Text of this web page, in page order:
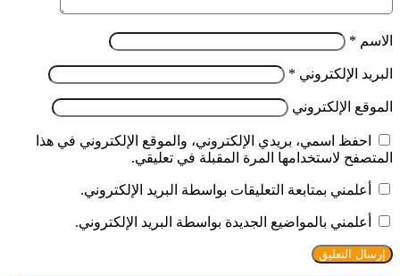
الاسم *
البريد الإلكتروني *
الموقع الإلكتروني
احفظ اسمي، بريدي الإلكتروني، والموقع الإلكتروني في هذا
المتصفح لاستخدامها المرة المقبلة في تعليقي.
أعلمني بمتابعة التعليقات بواسطة البريد الإلكتروني.
أعلمني بالمواضيع الجديدة بواسطة البريد الإلكتروني.